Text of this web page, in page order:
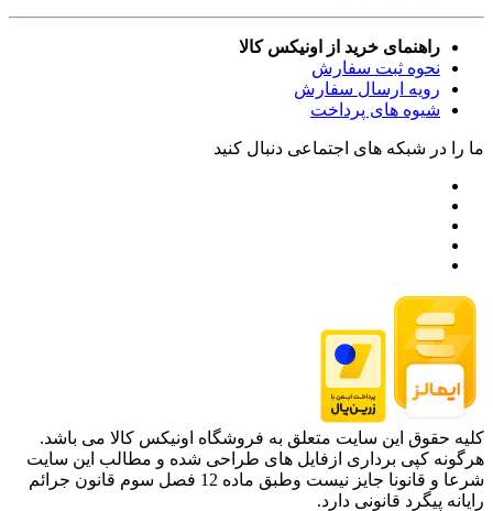
راهنمای خرید از اونیکس کالا
نحوه ثبت سفارش
رویه ارسال سفارش
شیوه های پرداخت
ما را در شبکه های اجتماعی دنبال کنید
کلیه حقوق این سایت متعلق به فروشگاه اونیکس کالا می باشد.
هرگونه کپی برداری ازفایل های طراحی شده و مطالب این سایت
شرعا و قانونا جایز نیست وطبق ماده 12 فصل سوم قانون جرائم
رایانه پیگرد قانونی دارد.